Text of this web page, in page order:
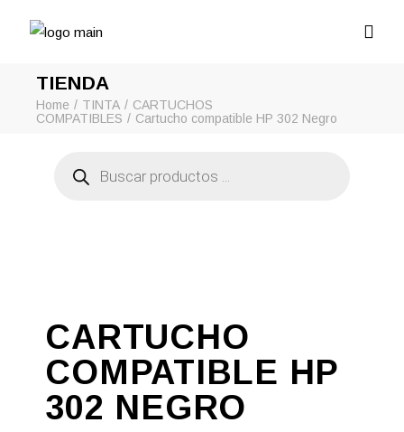
TIENDA
Home TINTA
CARTUCHOS
COMPATIBLES
Cartucho compatible HP 302 Negro
productos
CARTUCHO
COMPATIBLE HP
302 NEGRO